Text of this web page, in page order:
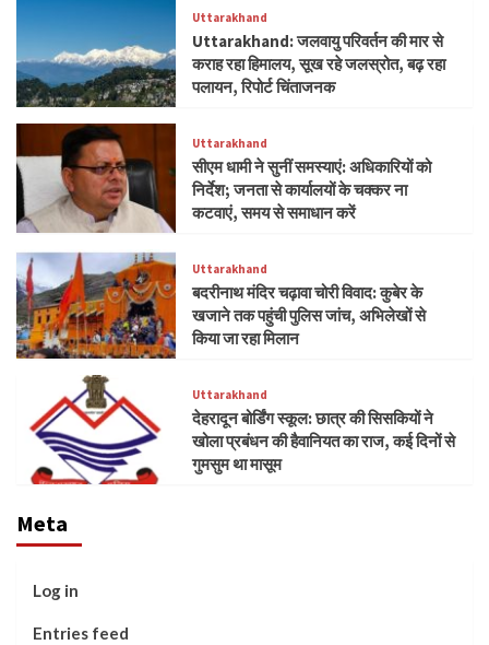
Uttarakhand
Uttarakhand: जलवायु परिवर्तन की मार से
कराह रहा हिमालय, सूख रहे जलस्रोत, बढ़ रहा
पलायन, रिपोर्ट चिंताजनक
Uttarakhand
सीएम धामी ने सुनीं समस्याएं: अधिकारियों को
निर्देश; जनता से कार्यालयों के चक्कर ना
कटवाएं, समय से समाधान करें
Uttarakhand
बदरीनाथ मंदिर चढ़ावा चोरी विवाद: कुबेर के
खजाने तक पहुंची पुलिस जांच, अभिलेखों से
किया जा रहा मिलान
Uttarakhand
देहरादून बोर्डिंग स्कूल: छात्र की सिसकियों ने
खोला प्रबंधन की हैवानियत का राज, कई दिनों से
गुमसुम था मासूम
Meta
Log in
Entries feed